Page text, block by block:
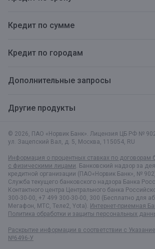
© 2026, ПАО «Норвик Банк». Лицензия ЦБ РФ № 902
ул. Зацепский Вал, д. 5, Москва, 115054, RU
Информация о процентных ставках по договорам
с физическими лицами. Банковский надзор за
кредитной организации (ПАО«Норвик Банк», №
Служба текущего банковского надзора Банка
Контактного центра Центрального банка
300-30-00, +7 499 300-30-00, 300 (Бесплатно для
Мегафон, МТС, Теле2, Yota). Интернет-приемная
Политика обработки и защиты персональных
Раскрытие информации в соответствии c
№6496-У
Кредит по сумме
Кредит по городам
Дополнительные запросы
Другие продукты